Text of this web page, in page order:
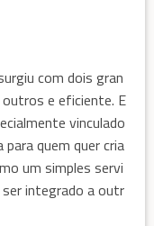
com dois gran
e eficiente. E
vinculado
quem quer cria
um simples servi
ser integrado a outr